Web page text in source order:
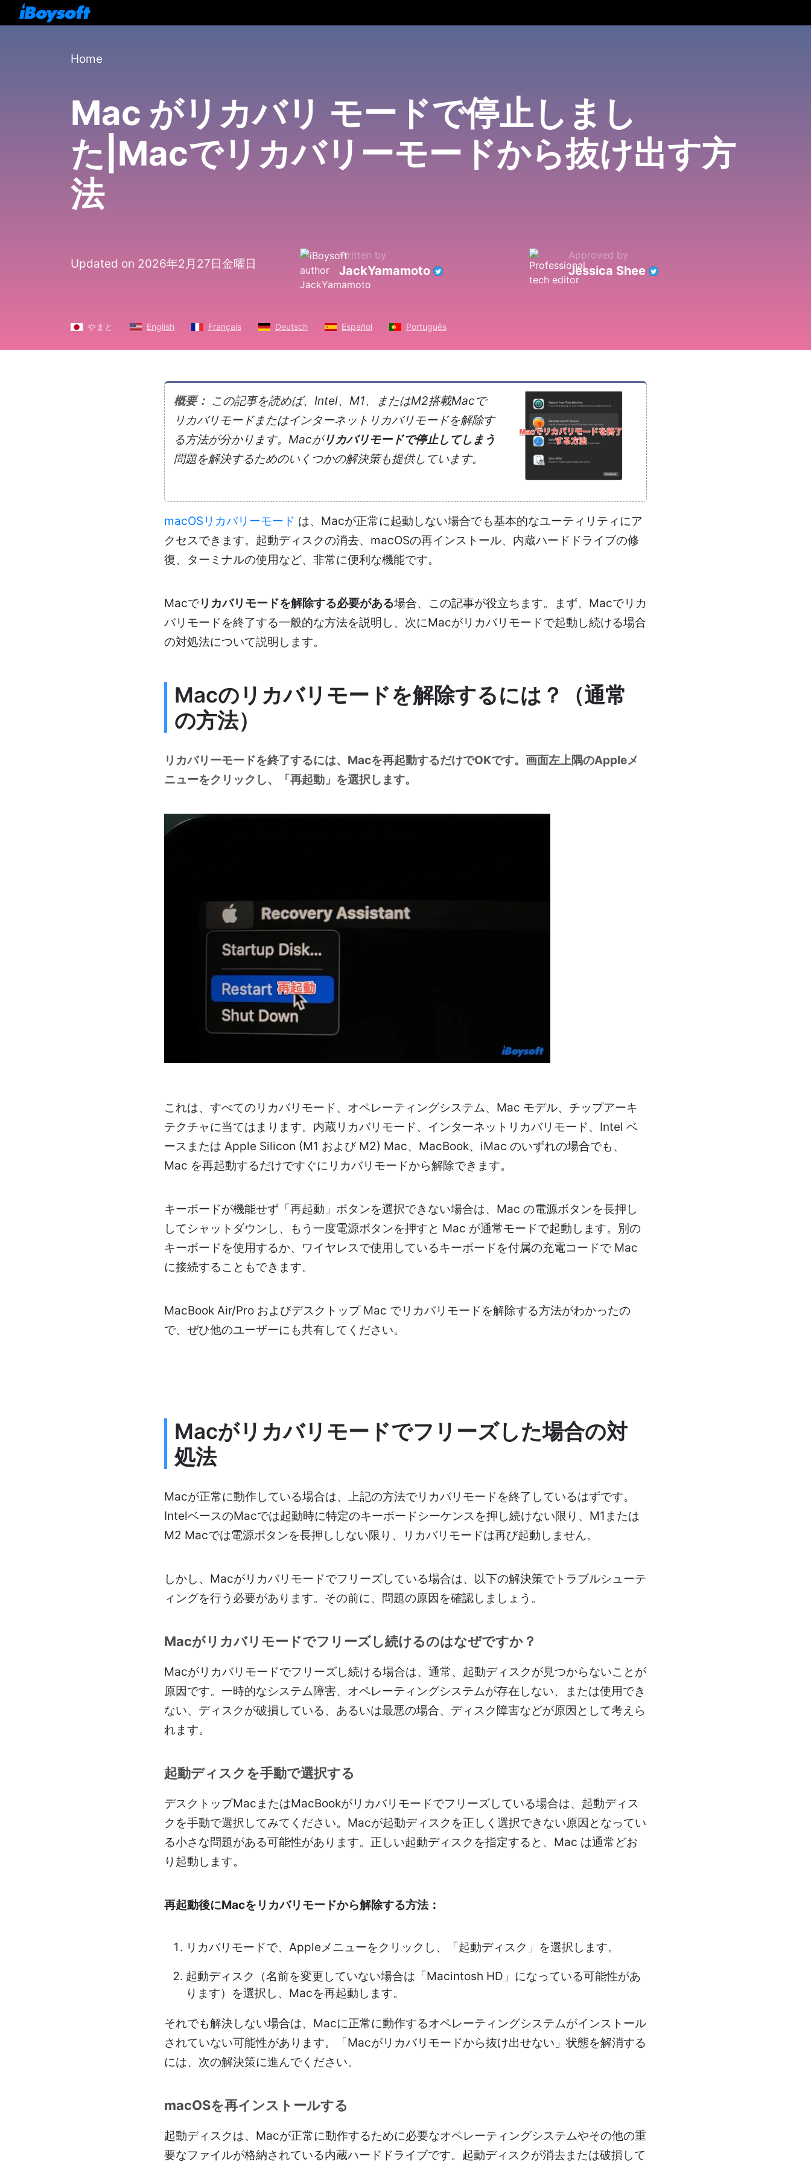
Home
Mac がリカバリ モードで停止しまし
た|Macでリカバリーモードから抜け出す方
法
Updated on 2026年2月27日金曜日
Written by
JackYamamoto
Approved by
Jessica Shee
やまと English Français Deutsch Español Português
概要： この記事を読めば、Intel、M1、またはM2搭載Macで
リカバリモードまたはインターネットリカバリモードを解除す
る方法が分かります。Macがリカバリモードで停止してしまう
問題を解決するためのいくつかの解決策も提供しています。
macOSリカバリーモード は、Macが正常に起動しない場合でも基本的なユーティリティにア
クセスできます。起動ディスクの消去、macOSの再インストール、内蔵ハードドライブの修
復、ターミナルの使用など、非常に便利な機能です。
Macでリカバリモードを解除する必要がある場合、この記事が役立ちます。まず、Macでリカ
バリモードを終了する一般的な方法を説明し、次にMacがリカバリモードで起動し続ける場合
の対処法について説明します。
Macのリカバリモードを解除するには？（通常
の方法）
リカバリーモードを終了するには、Macを再起動するだけでOKです。画面左上隅のAppleメ
ニューをクリックし、「再起動」を選択します。
これは、すべてのリカバリモード、オペレーティングシステム、Mac モデル、チップアーキ
テクチャに当てはまります。内蔵リカバリモード、インターネットリカバリモード、Intel ベ
ースまたは Apple Silicon (M1 および M2) Mac、MacBook、iMac のいずれの場合でも、
Mac を再起動するだけですぐにリカバリモードから解除できます。
キーボードが機能せず「再起動」ボタンを選択できない場合は、Mac の電源ボタンを長押し
してシャットダウンし、もう一度電源ボタンを押すと Mac が通常モードで起動します。別の
キーボードを使用するか、ワイヤレスで使用しているキーボードを付属の充電コードで Mac
に接続することもできます。
MacBook Air/Pro およびデスクトップ Mac でリカバリモードを解除する方法がわかったの
で、ぜひ他のユーザーにも共有してください。
Macがリカバリモードでフリーズした場合の対
処法
Macが正常に動作している場合は、上記の方法でリカバリモードを終了しているはずです。
IntelベースのMacでは起動時に特定のキーボードシーケンスを押し続けない限り、M1または
M2 Macでは電源ボタンを長押ししない限り、リカバリモードは再び起動しません。
しかし、Macがリカバリモードでフリーズしている場合は、以下の解決策でトラブルシューテ
ィングを行う必要があります。その前に、問題の原因を確認しましょう。
Macがリカバリモードでフリーズし続けるのはなぜですか？
Macがリカバリモードでフリーズし続ける場合は、通常、起動ディスクが見つからないことが
原因です。一時的なシステム障害、オペレーティングシステムが存在しない、または使用でき
ない、ディスクが破損している、あるいは最悪の場合、ディスク障害などが原因として考えら
れます。
起動ディスクを手動で選択する
デスクトップMacまたはMacBookがリカバリモードでフリーズしている場合は、起動ディス
クを手動で選択してみてください。Macが起動ディスクを正しく選択できない原因となってい
る小さな問題がある可能性があります。正しい起動ディスクを指定すると、Mac は通常どお
り起動します。
再起動後にMacをリカバリモードから解除する方法：
リカバリモードで、Appleメニューをクリックし、「起動ディスク」を選択します。
起動ディスク（名前を変更していない場合は「Macintosh HD」になっている可能性があ
ります）を選択し、Macを再起動します。
それでも解決しない場合は、Macに正常に動作するオペレーティングシステムがインストール
されていない可能性があります。「Macがリカバリモードから抜け出せない」状態を解消する
には、次の解決策に進んでください。
macOSを再インストールする
起動ディスクは、Macが正常に動作するために必要なオペレーティングシステムやその他の重
要なファイルが格納されている内蔵ハードドライブです。起動ディスクが消去または破損して